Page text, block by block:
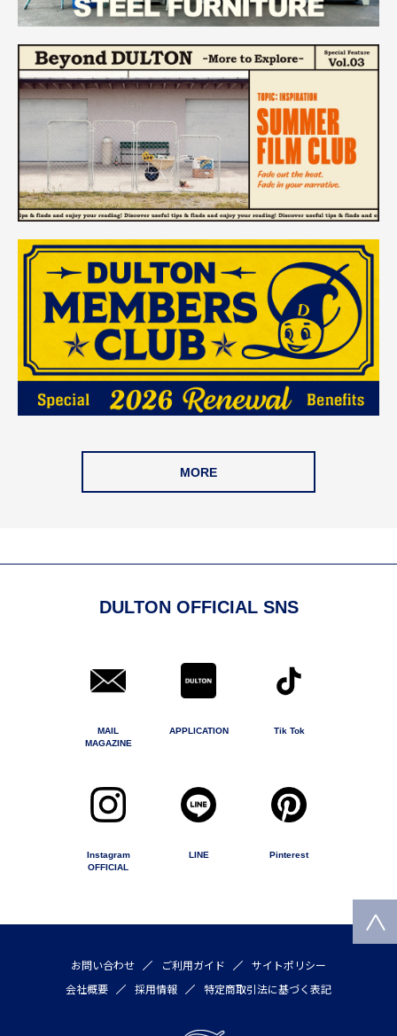
MORE
DULTON OFFICIAL SNS
MAIL
MAGAZINE
APPLICATION Tik Tok
Instagram
OFFICIAL
LINE Pinterest
お問い合わせ ご利用ガイド
サイトポリシー
会社概要
採用情報 特定商取引法に基づく表記